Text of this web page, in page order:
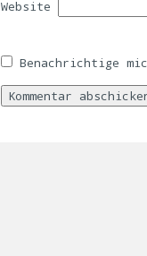
Website
Benachrichtige